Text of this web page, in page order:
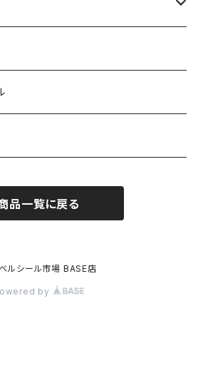
品一覧に戻る
ルシール市場 BASE店
by